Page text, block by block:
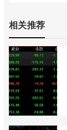
相关推荐